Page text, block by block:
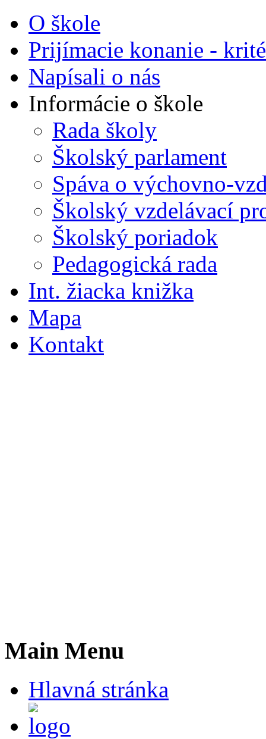
O škole
Prijímacie konanie -
Napísali o nás
Informácie o škole
Rada školy
Školský parlament
Spáva o výchovno-
Školský vzdelávací
Školský poriadok
Pedagogická rada
Int. žiacka knižka
Mapa
Kontakt
Main Menu
Hlavná stránka